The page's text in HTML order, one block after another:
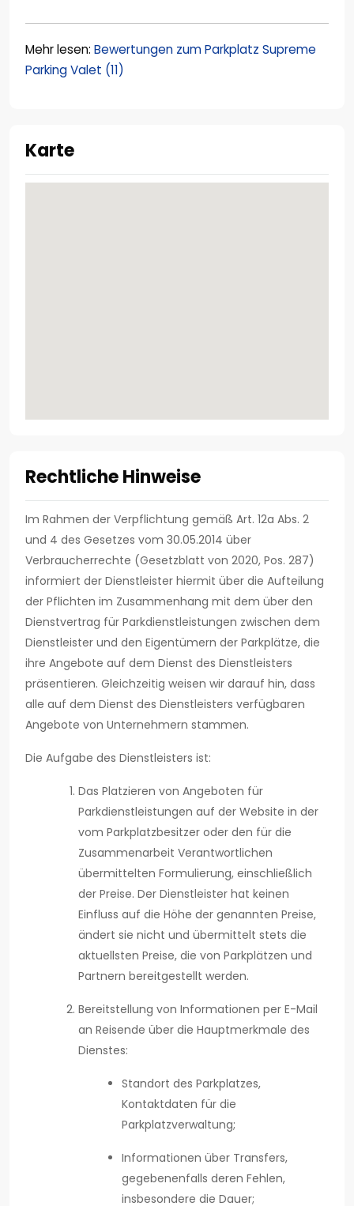
Mehr lesen: Bewertungen zum Parkplatz Supreme
Parking Valet (11)
Karte
Rechtliche Hinweise
Im Rahmen der Verpflichtung gemäß Art. 12a Abs. 2
und 4 des Gesetzes vom 30.05.2014 über
Verbraucherrechte (Gesetzblatt von 2020, Pos. 287)
informiert der Dienstleister hiermit über die Aufteilung
der Pflichten im Zusammenhang mit dem über den
Dienstvertrag für Parkdienstleistungen zwischen dem
Dienstleister und den Eigentümern der Parkplätze, die
ihre Angebote auf dem Dienst des Dienstleisters
präsentieren. Gleichzeitig weisen wir darauf hin, dass
alle auf dem Dienst des Dienstleisters verfügbaren
Angebote von Unternehmern stammen.
Die Aufgabe des Dienstleisters ist:
Das Platzieren von Angeboten für
Parkdienstleistungen auf der Website in der
vom Parkplatzbesitzer oder den für die
Zusammenarbeit Verantwortlichen
übermittelten Formulierung, einschließlich
der Preise. Der Dienstleister hat keinen
Einfluss auf die Höhe der genannten Preise,
ändert sie nicht und übermittelt stets die
aktuellsten Preise, die von Parkplätzen und
Partnern bereitgestellt werden.
Bereitstellung von Informationen per E-Mail
an Reisende über die Hauptmerkmale des
Dienstes:
Standort des Parkplatzes,
Kontaktdaten für die
Parkplatzverwaltung;
Informationen über Transfers,
gegebenenfalls deren Fehlen,
insbesondere die Dauer;